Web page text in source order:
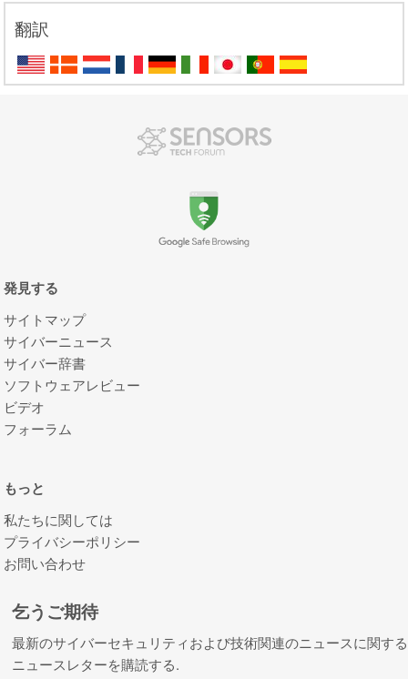
翻訳
発見する
サイトマップ
サイバーニュース
サイバー辞書
ソフトウェアレビュー
ビデオ
フォーラム
もっと
私たちに関しては
プライバシーポリシー
お問い合わせ
乞うご期待
最新のサイバーセキュリティおよび技術関連のニュースに関する
ニュースレターを購読する.